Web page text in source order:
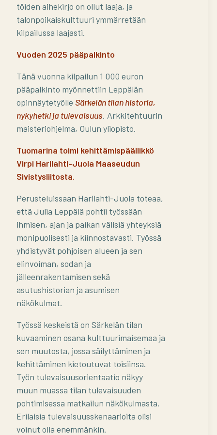
töiden aihekirjo on ollut laaja, ja
talonpoikaiskulttuuri ymmärretään
kilpailussa laajasti.
Vuoden 2025 pääpalkinto
Tänä vuonna kilpailun 1 000 euron
pääpalkinto myönnettiin Leppälän
opinnäytetyölleSärkelän tilan historia,
nykyhetki ja tulevaisuus. Arkkitehtuurin
maisteriohjelma, Oulun yliopisto.
Tuomarina toimi kehittämispäällikkö
Virpi Harilahti-Juola Maaseudun
Sivistysliitosta.
Perusteluissaan Harilahti-Juola toteaa,
että Julia Leppälä pohtii työssään
ihmisen, ajan ja paikan välisiä yhteyksiä
monipuolisesti ja kiinnostavasti. Työssä
yhdistyvät pohjoisen alueen ja sen
elinvoiman, sodan ja
jälleenrakentamisen sekä
asutushistorian ja asumisen
näkökulmat.
Työssä keskeistä on Särkelän tilan
kuvaaminen osana kulttuurimaisemaa ja
sen muutosta, jossa säilyttäminen ja
kehittäminen kietoutuvat toisiinsa.
Työn tulevaisuusorientaatio näkyy
muun muassa tilan tulevaisuuden
pohtimisessa matkailun näkökulmasta.
Erilaisia tulevaisuusskenaarioita olisi
voinut olla enemmänkin.